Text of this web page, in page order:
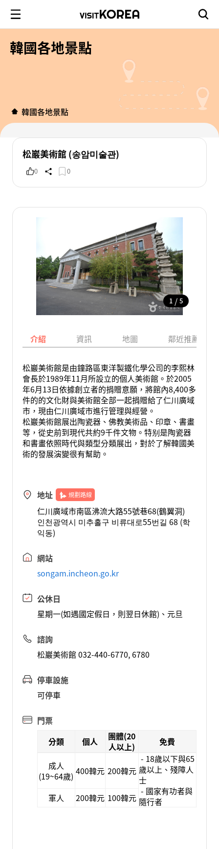
韓國各地景點
韓國各地景點
松巖美術館 (송암미술관)
0 0
1 / 5
介紹 資訊 地圖 鄰近推薦景點
松巖美術館是由鐘路區東洋製鐵化學公司的李熙林
會長於1989年11月所設立的個人美術館。於2005
年6月13日依據創立者的捐贈意願，將館內8,400多
件的的文化財與美術館全部一起捐贈給了仁川廣域
市，現由仁川廣域市進行管理與經營。
松巖美術館展出陶瓷器、佛教美術品、印章、書畫
等，從史前到現代共約9千件文物。特别是陶瓷器
和書畫依照時代與類型分類展出，對於了解韓國美
術的發展演變很有幫助。
地址 規劃路線
仁川廣域市南區沸流大路55號巷68(鶴翼洞)
인천광역시 미추홀구 비류대로55번길 68 (학
익동)
網站
songam.incheon.go.kr
公休日
星期一(如遇國定假日，則翌日休館)、元旦
諮詢
松巖美術館 032-440-6770, 6780
停車設施
可停車
門票
分類
個人
團體(20
人以上)
免費
成人
(19~64歲) 400韓元 200韓元
- 18歲以下與65
歲以上、殘障人
士
- 國家有功者與
隨行者
軍人 200韓元 100韓元